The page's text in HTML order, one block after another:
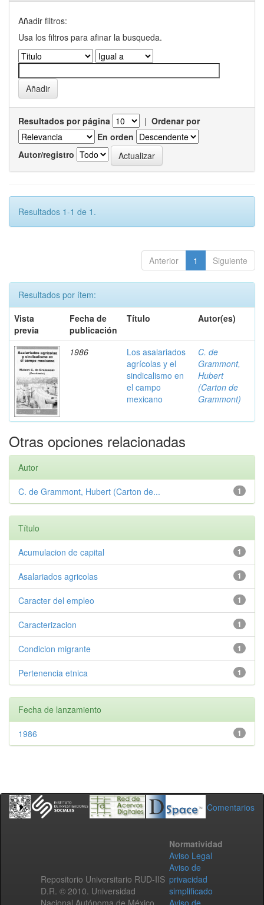
Añadir filtros:
Usa los filtros para afinar la busqueda.
Resultados por página | Ordenar por
En orden
Autor/registro
Resultados 1-1 de 1.
Anterior 1 Siguiente
Resultados por ítem:
Vista
previa
Fecha de
publicación
Título Autor(es)
1986
Los asalariados
agrícolas y el
sindicalismo en
el campo
mexicano
C. de
Grammont,
Hubert
(Carton de
Grammont)
Otras opciones relacionadas
Autor
1
C. de Grammont, Hubert (Carton de...
Título
1
Acumulacion de capital
1
Asalariados agricolas
1
Caracter del empleo
1
Caracterizacion
1
Condicion migrante
1
Pertenencia etnica
Fecha de lanzamiento
1
1986
Comentarios
Repositorio Universitario RUD-IIS
D.R. © 2010. Universidad
Nacional Autónoma de México.
Normatividad
Aviso Legal
Aviso de
privacidad
simplificado
Aviso de